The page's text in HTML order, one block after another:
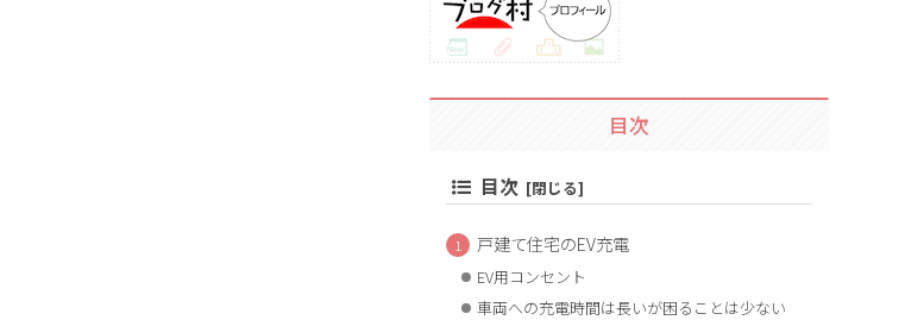
目次
目次
戸建て住宅のEV充電
EV用コンセント
車両への充電時間は長いが困ることは少ない